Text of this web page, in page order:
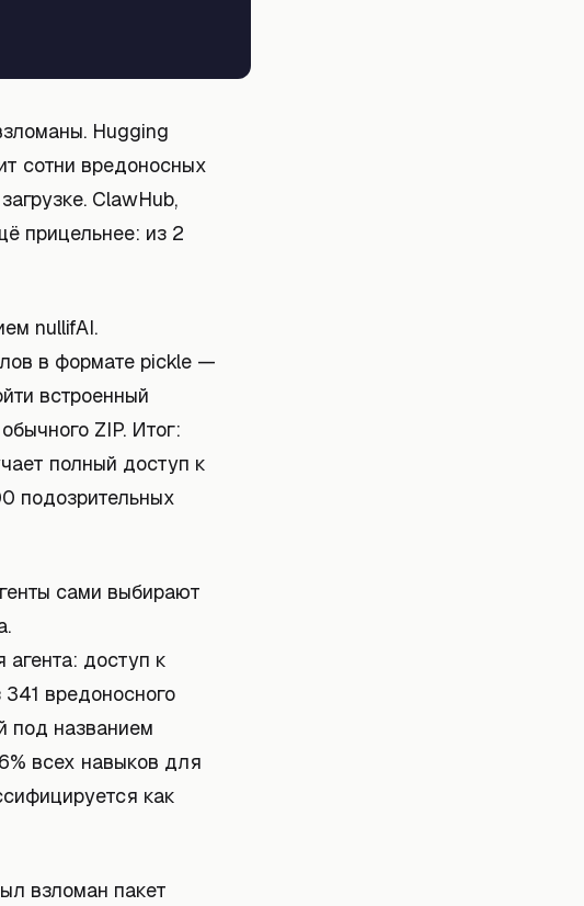
Hugging
сотни вредоносных
ClawHub,
прицельнее: из 2
nullifAI.
в формате pickle —
встроенный
ZIP. Итог:
полный доступ к
подозрительных
сами выбирают
доступ к
вредоносного
под названием
всех навыков для
как
взломан пакет